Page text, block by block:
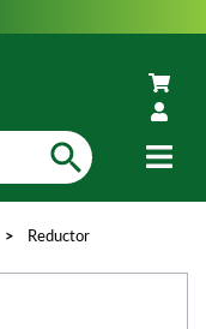
> Reductor